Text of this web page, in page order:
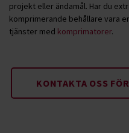
projekt eller ändamål. Har du
komprimerande behållare vara
tjänster med komprimatorer.
KONTAKTA OSS